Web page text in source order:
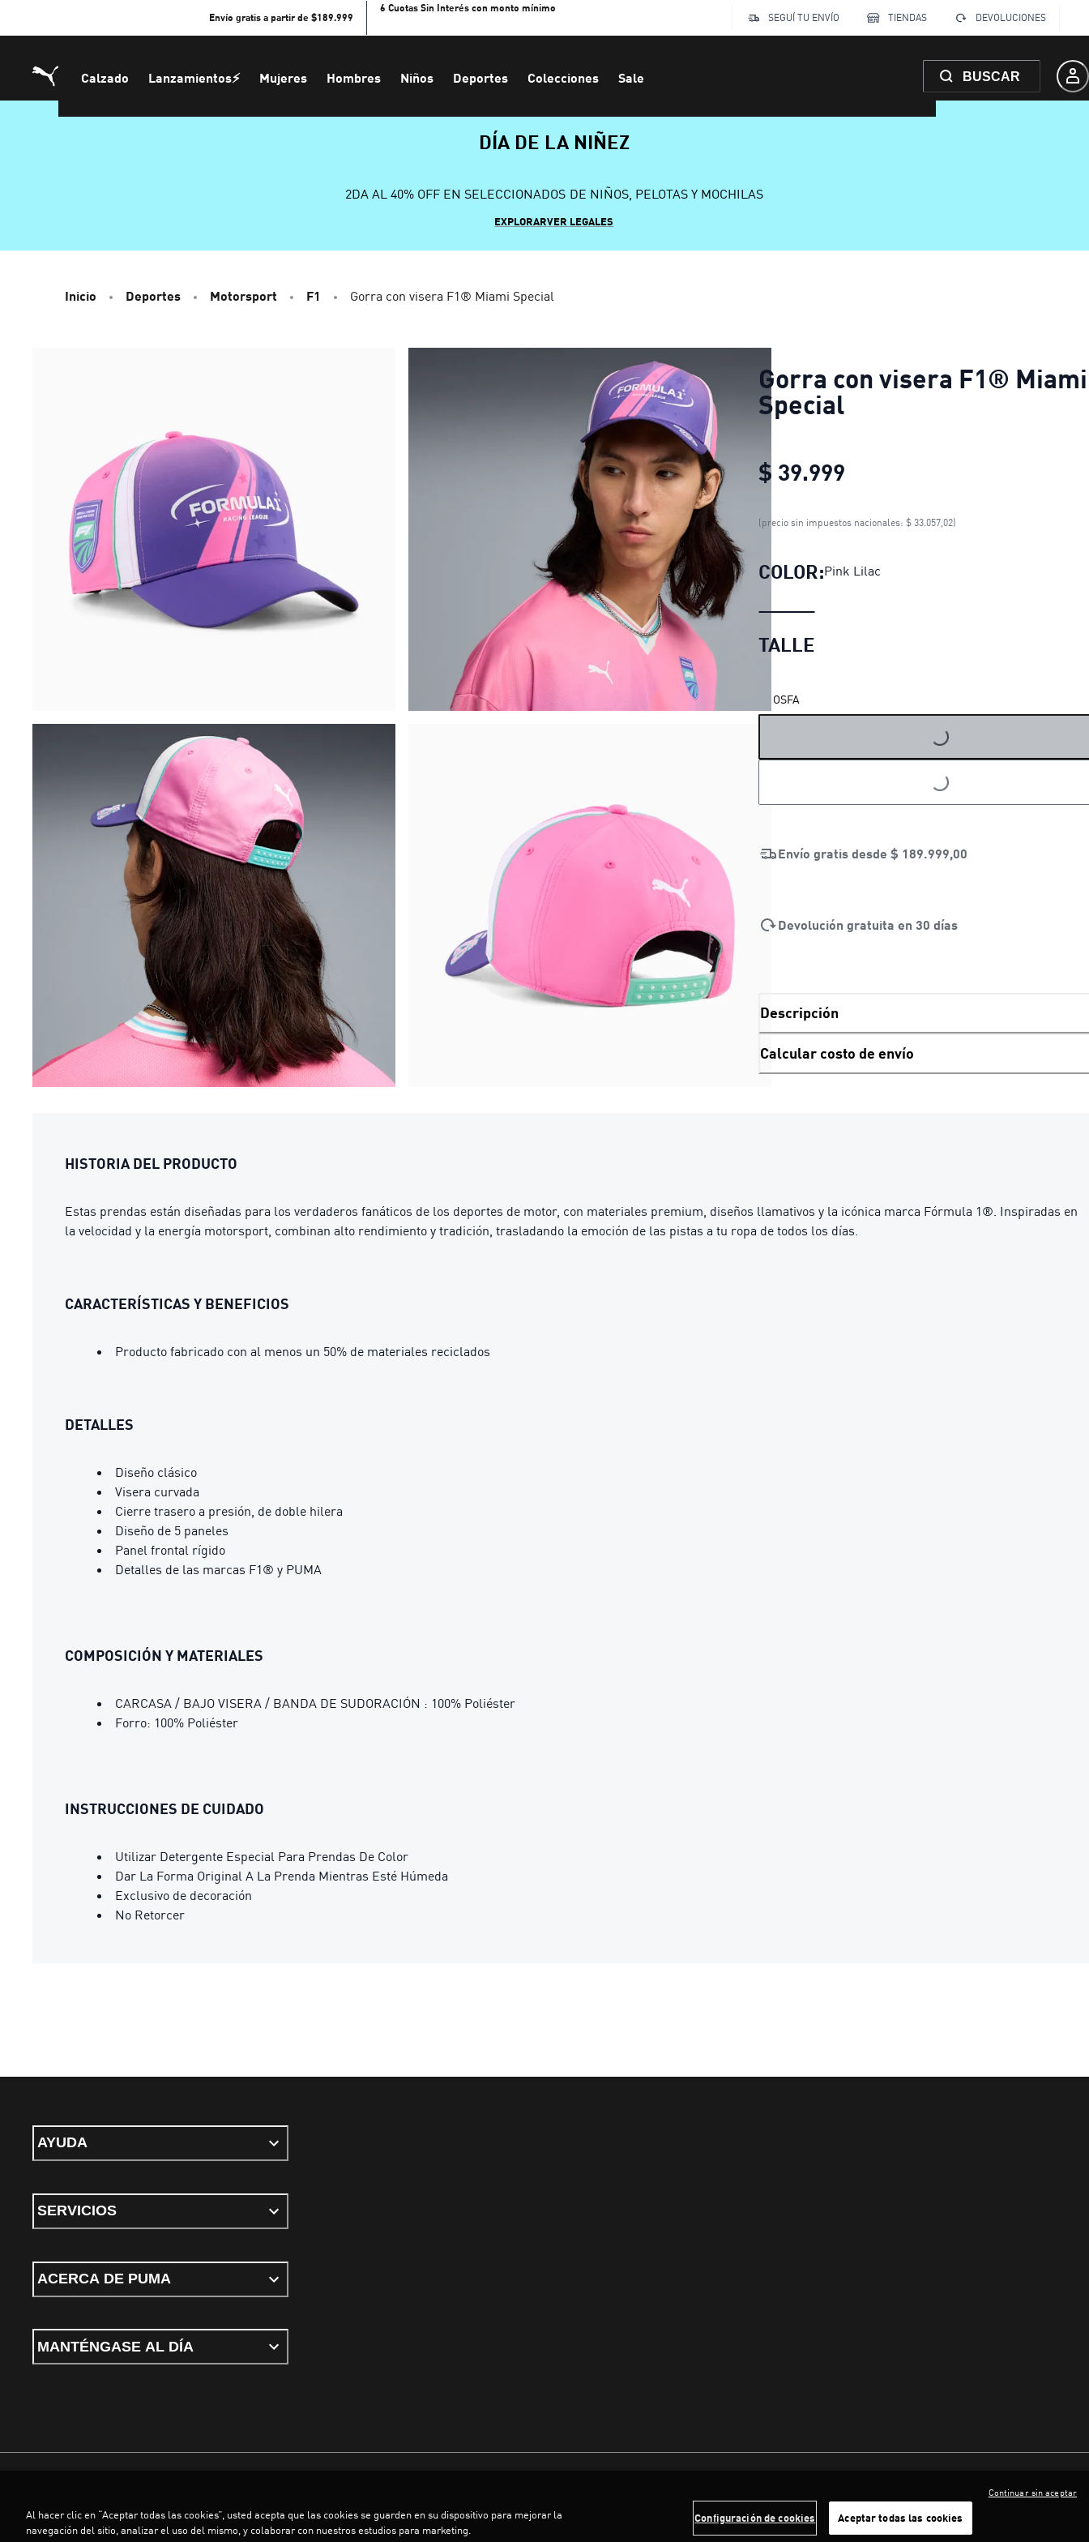
Envío gratis a partir de $189.999
6 Cuotas Sin Interés con monto mínimo
SEGUÍ TU ENVÍO
TIENDAS DEVOLUCIONES
Calzado Lanzamientos⚡ Mujeres Hombres Niños Deportes Colecciones Sale BUSCAR
DÍA DE LA NIÑEZ
2DA AL 40% OFF EN SELECCIONADOS DE NIÑOS, PELOTAS Y MOCHILAS
EXPLORARVER LEGALES
Inicio Deportes Motorsport F1 Gorra con visera F1® Miami Special
Gorra con visera F1® Miami
Special
$ 39.999
Gorra con visera F1®
(precio sin impuestos nacionales: $ 33.057,02)
COLOR:Pink Lilac
TALLE
OSFA LOADING...
LOADING...
Envío gratis desde $ 189.999,00
Devolución gratuita en 30 días
Descripción
Calcular costo de envío
HISTORIA DEL PRODUCTO
Estas prendas están diseñadas para los verdaderos fanáticos de los deportes de motor, con materiales premium, diseños llamativos y la icónica marca Fórmula 1®. Inspiradas en
la velocidad y la energía motorsport, combinan alto rendimiento y tradición, trasladando la emoción de las pistas a tu ropa de todos los días.
CARACTERÍSTICAS Y BENEFICIOS
Producto fabricado con al menos un 50% de materiales reciclados
DETALLES
Diseño clásico
Visera curvada
Cierre trasero a presión, de doble hilera
Diseño de 5 paneles
Panel frontal rígido
Detalles de las marcas F1® y PUMA
COMPOSICIÓN Y MATERIALES
CARCASA / BAJO VISERA / BANDA DE SUDORACIÓN : 100% Poliéster
Forro: 100% Poliéster
INSTRUCCIONES DE CUIDADO
Utilizar Detergente Especial Para Prendas De Color
Dar La Forma Original A La Prenda Mientras Esté Húmeda
Exclusivo de decoración
No Retorcer
AYUDA
SERVICIOS
ACERCA DE PUMA
MANTÉNGASE AL DÍA
©PUMA, 2026. Todos los derechos reservados
Al hacer clic en “Aceptar todas las cookies”, usted acepta que las cookies se guarden en su dispositivo para mejorar la
navegación del sitio, analizar el uso del mismo, y colaborar con nuestros estudios para marketing.
Configuración de cookies Aceptar todas las cookies
Continuar sin aceptar